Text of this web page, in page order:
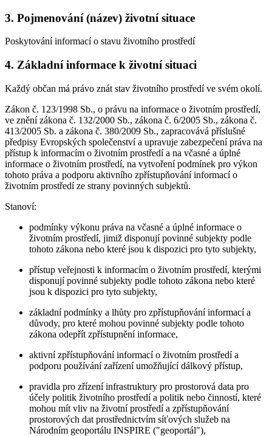
3. Pojmenování (název) životní situace
Poskytování informací o stavu životního prostředí
4. Základní informace k životní situaci
Každý občan má právo znát stav životního prostředí ve svém okolí.
Zákon č. 123/1998 Sb., o právu na informace o životním prostředí,
ve znění zákona č. 132/2000 Sb., zákona č. 6/2005 Sb., zákona č.
413/2005 Sb. a zákona č. 380/2009 Sb., zapracovává příslušné
předpisy Evropských společenství a upravuje zabezpečení práva na
přístup k informacím o životním prostředí a na včasné a úplné
informace o životním prostředí, na vytvoření podmínek pro výkon
tohoto práva a podporu aktivního zpřístupňování informací o
životním prostředí ze strany povinných subjektů.
Stanoví:
podmínky výkonu práva na včasné a úplné informace o
životním prostředí, jimiž disponují povinné subjekty podle
tohoto zákona nebo které jsou k dispozici pro tyto subjekty,
přístup veřejnosti k informacím o životním prostředí, kterými
disponují povinné subjekty podle tohoto zákona nebo které
jsou k dispozici pro tyto subjekty,
základní podmínky a lhůty pro zpřístupňování informací a
důvody, pro které mohou povinné subjekty podle tohoto
zákona odepřít zpřístupnění informace,
aktivní zpřístupňování informací o životním prostředí a
podporu používání zařízení umožňující dálkový přístup,
pravidla pro zřízení infrastruktury pro prostorová data pro
účely politik životního prostředí a politik nebo činností, které
mohou mít vliv na životní prostředí a zpřístupňování
prostorových dat prostřednictvím síťových služeb na
Národním geoportálu INSPIRE ("geoportál"),